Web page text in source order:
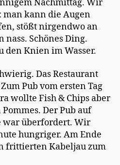
Nachmittag. Wir
man kann die Augen
stößt nirgendwo an
Schönes Ding.
den Knien im Wasser.
Das Restaurant
Pub vom ersten Tag
wollte Fish & Chips aber
Der Pub auf
war überfordert. Wir
hungriger. Am Ende
frittierten Kabeljau zum